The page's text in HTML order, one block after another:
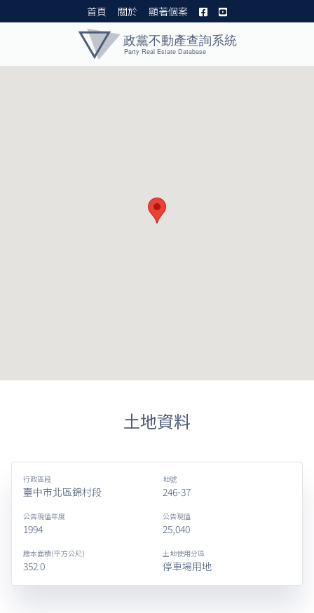
首頁 關於 顯著個案
土地資料
行政區段
臺中市北區錦村段
地號
246-37
公告現值年度
1994
公告現值
25,040
謄本面積(平方公尺)
352.0
土地使用分區
停車場用地